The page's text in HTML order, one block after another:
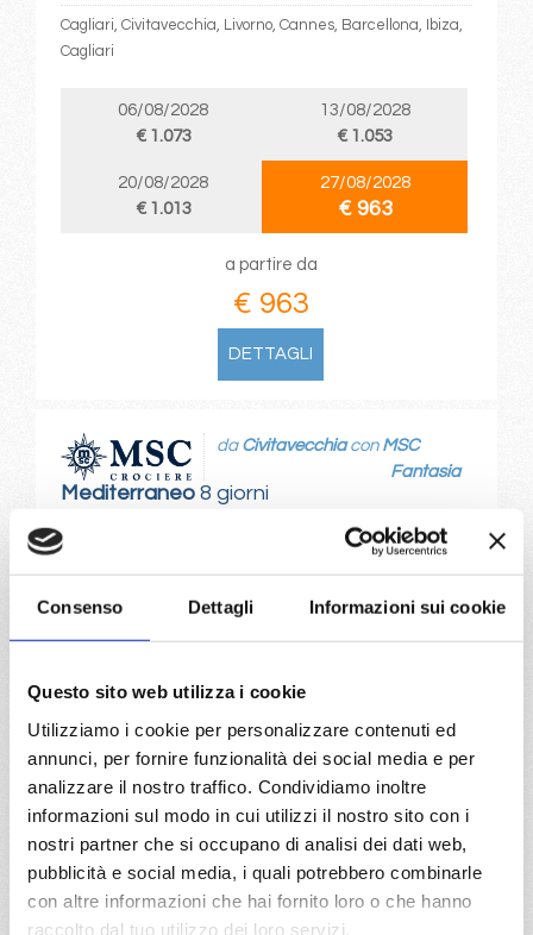
Consenso Dettagli Informazioni sui cookie
Questo sito web utilizza i cookie
Utilizziamo i cookie per personalizzare contenuti ed
annunci, per fornire funzionalità dei social media e per
analizzare il nostro traffico. Condividiamo inoltre
informazioni sul modo in cui utilizzi il nostro sito con i
nostri partner che si occupano di analisi dei dati web,
pubblicità e social media, i quali potrebbero combinarle
con altre informazioni che hai fornito loro o che hanno
raccolto dal tuo utilizzo dei loro servizi.
Cagliari, Civitavecchia, Livorno, Cannes, Barcellona, Ibiza,
Cagliari
06/08/2028
€ 1.073
13/08/2028
€ 1.053
20/08/2028
€ 1.013
27/08/2028
€ 963
a partire da
€ 963
DETTAGLI
Mediterraneo8 giorni
da Civitavecchiacon MSC
Fantasia
Civitavecchia, Livorno, Cannes, Barcellona, Ibiza, Cagliari,
21/08/2028
€ 1.013
€ 963
a partire da
€ 963
DETTAGLI